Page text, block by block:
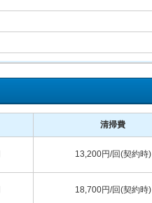
清掃費
13,200円/回(契約時)
18,700円/回(契約時)